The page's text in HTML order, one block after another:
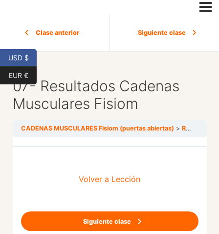
Clase anterior Siguiente clase
07- Resultados Cadenas
Musculares Fisiom
CADENAS MUSCULARES Fisiom (puertas abiertas) REGALOS
Volver a Lección
Siguiente clase
USD $
EUR €